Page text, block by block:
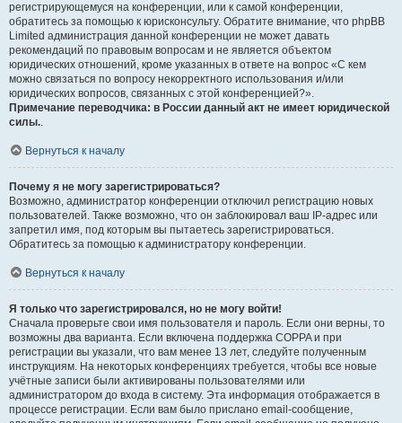
регистрирующемуся на конференции, или к самой конференции,
обратитесь за помощью к юрисконсульту. Обратите внимание, что phpBB
Limited администрация данной конференции не может давать
рекомендаций по правовым вопросам и не является объектом
юридических отношений, кроме указанных в ответе на вопрос «С кем
можно связаться по вопросу некорректного использования и/или
юридических вопросов, связанных с этой конференцией?».
Примечание переводчика: в России данный акт не имеет юридической
силы..
Вернуться к началу
Почему я не могу зарегистрироваться?
Возможно, администратор конференции отключил регистрацию новых
пользователей. Также возможно, что он заблокировал ваш IP-адрес или
запретил имя, под которым вы пытаетесь зарегистрироваться.
Обратитесь за помощью к администратору конференции.
Вернуться к началу
Я только что зарегистрировался, но не могу войти!
Сначала проверьте свои имя пользователя и пароль. Если они верны, то
возможны два варианта. Если включена поддержка COPPA и при
регистрации вы указали, что вам менее 13 лет, следуйте полученным
инструкциям. На некоторых конференциях требуется, чтобы все новые
учётные записи были активированы пользователями или
администратором до входа в систему. Эта информация отображается в
процессе регистрации. Если вам было прислано email-сообщение,